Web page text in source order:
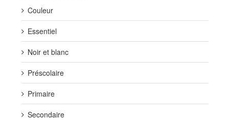
Couleur
Essentiel
Noir et blanc
Préscolaire
Primaire
Secondaire